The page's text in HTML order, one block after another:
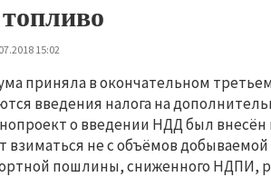
15:02
приняла в окончательном
введения налога на
о введении НДД был внесён
взиматься не с объёмов
пошлины, сниженного НДПИ,